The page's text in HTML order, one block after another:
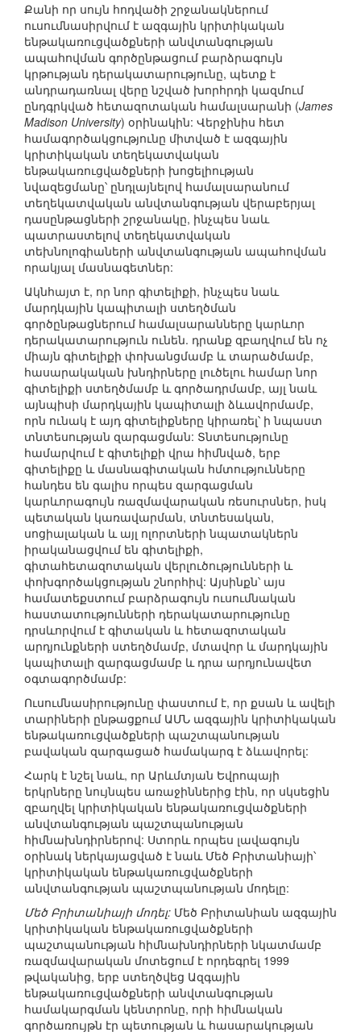
Քանի որ սույն հոդվածի շրջանակներում
ուսումնասիրվում է ազգային կրիտիկական
ենթակառուցվածքների անվտանգության
ապահովման գործընթացում բարձրագույն
կրթության դերակատարությունը, պետք է
անդրադառնալ վերը նշված խորհրդի կազմում
ընդգրկված հետազոտական համալսարանի (James
Madison University) օրինակին: Վերջինիս հետ
համագործակցությունը միտված է ազգային
կրիտիկական տեղեկատվական
ենթակառուցվածքների խոցելիության
նվազեցմանը՝ ընդլայնելով համալսարանում
տեղեկատվական անվտանգության վերաբերյալ
դասընթացների շրջանակը, ինչպես նաև
պատրաստելով տեղեկատվական
տեխնոլոգիաների անվտանգության ապահովման
որակյալ մասնագետներ:
Ակնհայտ է, որ նոր գիտելիքի, ինչպես նաև
մարդկային կապիտալի ստեղծման
գործընթացներում համալսարանները կարևոր
դերակատարություն ունեն. դրանք զբաղվում են ոչ
միայն գիտելիքի փոխանցմամբ և տարածմամբ,
հասարակական խնդիրները լուծելու համար նոր
գիտելիքի ստեղծմամբ և գործադրմամբ, այլ նաև
այնպիսի մարդկային կապիտալի ձևավորմամբ,
որն ունակ է այդ գիտելիքները կիրառել՝ ի նպաստ
տնտեսության զարգացման: Տնտեսությունը
համարվում է գիտելիքի վրա հիմնված, երբ
գիտելիքը և մասնագիտական հմտությունները
հանդես են գալիս որպես զարգացման
կարևորագույն ռազմավարական ռեսուրսներ, իսկ
պետական կառավարման, տնտեսական,
սոցիալական և այլ ոլորտների նպատակներն
իրականացվում են գիտելիքի,
գիտահետազոտական վերլուծությունների և
փոխգործակցության շնորհիվ: Այսինքն՝ այս
համատեքստում բարձրագույն ուսումնական
հաստատությունների դերակատարությունը
դրսևորվում է գիտական և հետազոտական
արդյունքների ստեղծմամբ, մտավոր և մարդկային
կապիտալի զարգացմամբ և դրա արդյունավետ
օգտագործմամբ:
Ուսումնասիրությունը փաստում է, որ քսան և ավելի
տարիների ընթացքում ԱՄՆ ազգային կրիտիկական
ենթակառուցվածքների պաշտպանության
բավական զարգացած համակարգ է ձևավորել:
Հարկ է նշել նաև, որ Արևմտյան Եվրոպայի
երկրները նույնպես առաջիններից էին, որ սկսեցին
զբաղվել կրիտիկական ենթակառուցվածքների
անվտանգության պաշտպանության
հիմնախնդիրներով: Ստորև որպես լավագույն
օրինակ ներկայացված է նաև Մեծ Բրիտանիայի՝
կրիտիկական ենթակառուցվածքների
անվտանգության պաշտպանության մոդելը:
Մեծ Բրիտանիայի մոդել: Մեծ Բրիտանիան ազգային
կրիտիկական ենթակառուցվածքների
պաշտպանության հիմնախնդիրների նկատմամբ
ռազմավարական մոտեցում է որդեգրել 1999
թվականից, երբ ստեղծվեց Ազգային
ենթակառուցվածքների անվտանգության
համակարգման կենտրոնը, որի հիմնական
գործառույթն էր պետության և հասարակության